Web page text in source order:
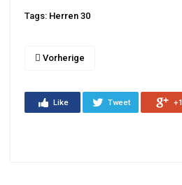
Tags: Herren 30
Vorherige
Like Tweet +1